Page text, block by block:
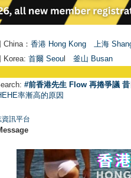
： 香港 Hong Kong 上海
Korea: 首爾 Seou 釜山 Busan
#前香港先生 Flow 再捲爭議
率漸高的原因
資訊平台